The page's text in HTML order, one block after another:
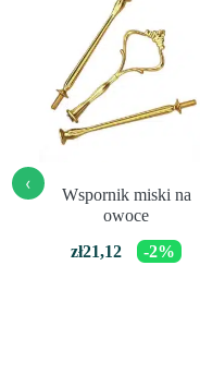
Wspornik miski na
owoce
zł21,12 -2%
‹